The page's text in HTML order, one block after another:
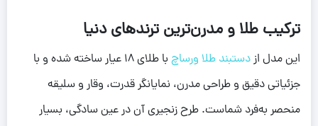
ترکیب طلا و مدرن‌ترین ترندهای دنیا
این مدل ازدستبند طلا ورساچ
با طلای ۱۸ عیار ساخته شده و با
جزئیاتی دقیق و طراحی مدرن، نمایانگر قدرت، وقار و سلیقه
منحصر به‌فرد شماست. طرح زنجیری آن در عین سادگی، بسیار